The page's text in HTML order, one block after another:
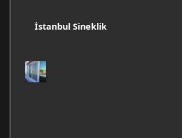
İstanbul Sineklik